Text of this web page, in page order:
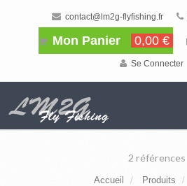
contact@lm2g-flyfishing.fr
Mon Panier 0,00 €
Se Connecter
2 références
Accueil Produits